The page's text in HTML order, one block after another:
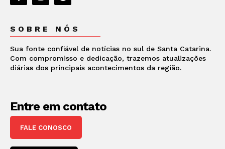
SOBRE NÓS
Sua fonte confiável de notícias no sul de Santa Catarina.
Com compromisso e dedicação, trazemos atualizações
diárias dos principais acontecimentos da região.
Entre em contato
FALE CONOSCO